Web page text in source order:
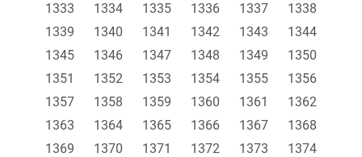
1333
1334 1335 1336 1337
1338
1339
1340 1341 1342 1343
1344
1345
1346 1347 1348 1349
1350
1351
1352 1353 1354 1355
1356
1357
1358 1359 1360 1361
1362
1363
1364 1365 1366 1367
1368
1369
1370 1371 1372 1373
1374